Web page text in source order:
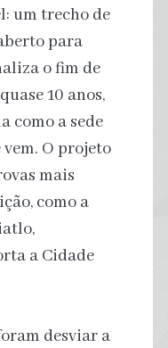
um trecho de
para
o fim de
10 anos,
como a sede
O projeto
mais
como a
a Cidade
desviar a